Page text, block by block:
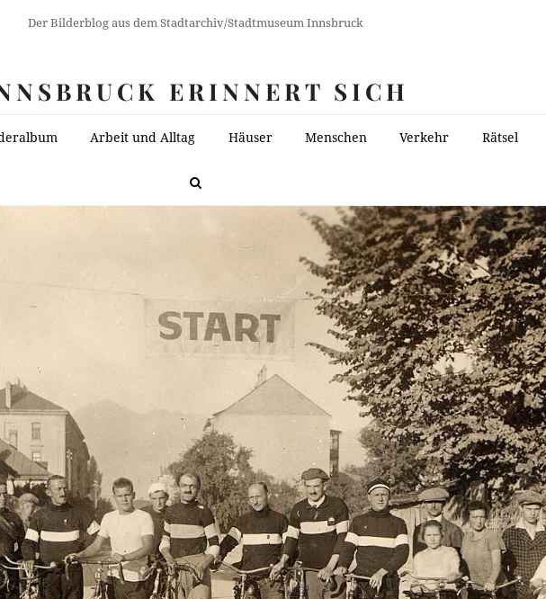
Der Bilderblog aus dem Stadtarchiv/Stadtmuseum Innsbruck
ERINNERT SICH
Arbeit und Alltag Häuser Menschen Verkehr Rätsel